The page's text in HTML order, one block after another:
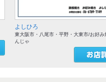
よしひろ
東大阪市・八尾市・平野・大東市/お好み
んじゃ